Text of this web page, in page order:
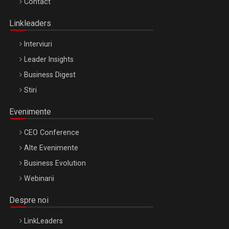
Contact
Linkleaders
Interviuri
Leader Insights
Business Digest
Stiri
Evenimente
CEO Conference
Alte Evenimente
Business Evolution
Webinarii
Despre noi
LinkLeaders